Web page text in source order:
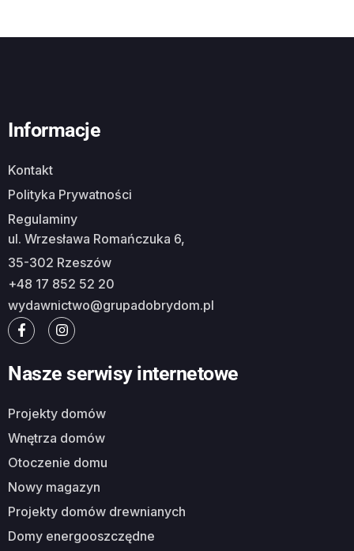
Informacje
Kontakt
Polityka Prywatności
Regulaminy
ul. Wrzesława Romańczuka 6,
35-302 Rzeszów
+48 17 852 52 20
wydawnictwo@grupadobrydom.pl
Nasze serwisy internetowe
Projekty domów
Wnętrza domów
Otoczenie domu
Nowy magazyn
Projekty domów drewnianych
Domy energooszczędne